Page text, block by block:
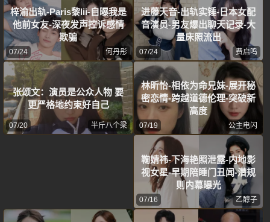
梓渝出轨-Paris黎lii-自曝我是
他前女友-深夜发声控诉感情
欺骗
07/24 何丹彤
进藤天音-出轨实锤-日本女配
音演员-男友爆出聊天记录-大
量床照流出
07/24 费启鸣
张颂文：演员是公众人物 要
更严格地约束好自己
07/20 半斤八个梁
林昕怡-相依为命兄妹-展开秘
密恋情-跨越道德伦理-突破新
高度
07/19 公主电闪
鞠婧祎-下海艳照泄露-内地影
视女星-早期陪睡门丑闻-潜规
则内幕曝光
07/16 乙醇子